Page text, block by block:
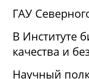
ГАУ
В Институте
качества и
Научный